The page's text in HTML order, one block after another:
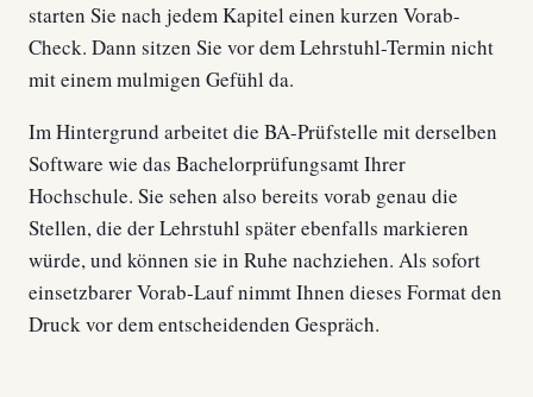
starten Sie nach jedem Kapitel einen kurzen Vorab-
Check. Dann sitzen Sie vor dem Lehrstuhl-Termin nicht
mit einem mulmigen Gefühl da.
Im Hintergrund arbeitet die BA-Prüfstelle mit derselben
Software wie das Bachelorprüfungsamt Ihrer
Hochschule. Sie sehen also bereits vorab genau die
Stellen, die der Lehrstuhl später ebenfalls markieren
würde, und können sie in Ruhe nachziehen. Als sofort
einsetzbarer Vorab-Lauf nimmt Ihnen dieses Format den
Druck vor dem entscheidenden Gespräch.